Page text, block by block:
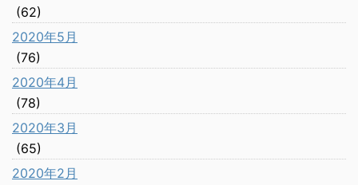
(62)
2020年5月
(76)
2020年4月
(78)
2020年3月
(65)
2020年2月